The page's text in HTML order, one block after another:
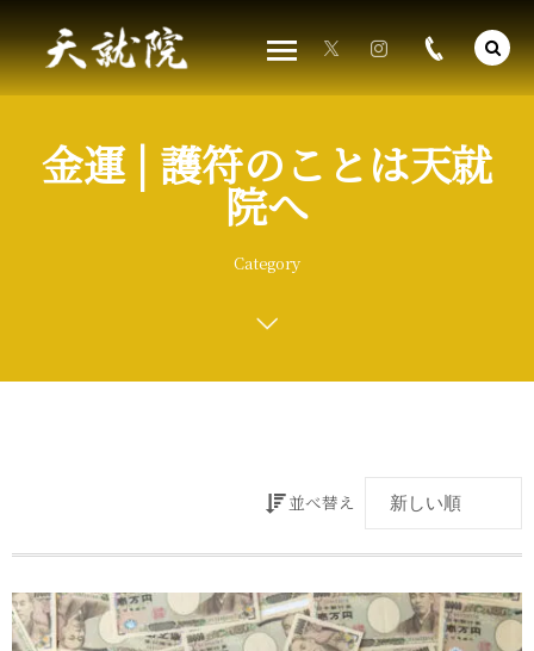
金運 | 護符のことは天就
院へ
Category
並べ替え